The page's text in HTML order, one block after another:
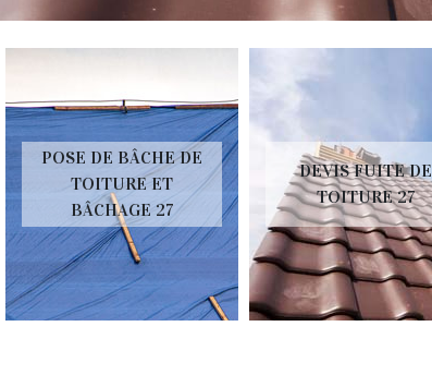
POSE DE BÂCHE DE
TOITURE ET
BÂCHAGE 27
DEVIS FUITE DE
TOITURE 27